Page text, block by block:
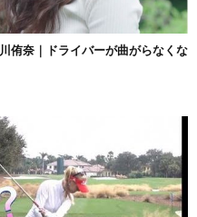
侑奈｜ドライバーが曲がらなくな